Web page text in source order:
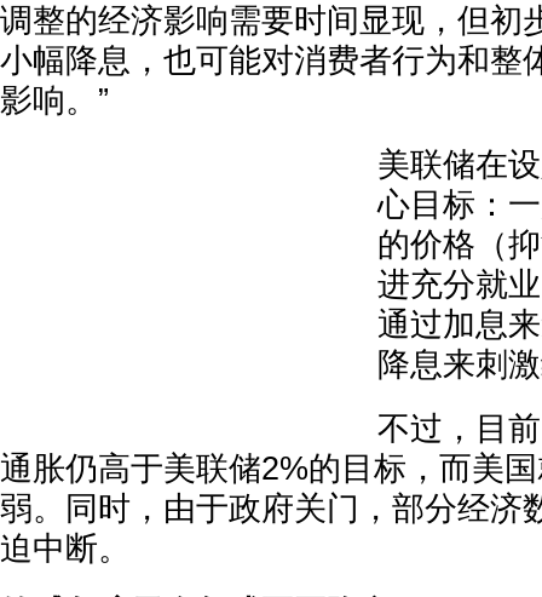
调整的经济影响需要时间显现，但初
小幅降息，也可能对消费者行为和整
影响。”
美联储在
心目标：
的价格（
进充分就
通过加息
降息来刺
不过，目
通胀仍高于美联储2%的目标，而美
弱。同时，由于政府关门，部分经济
迫中断。